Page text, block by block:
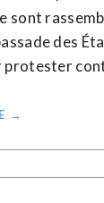
sont
des
protester
→